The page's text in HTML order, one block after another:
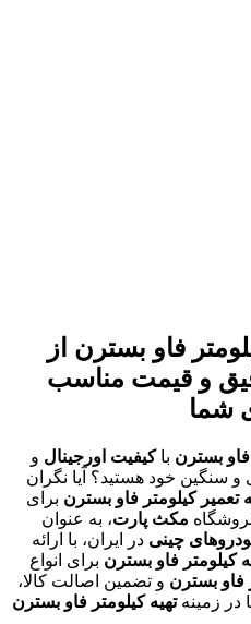
فاو بسترن از
و قیمت مناسب
شما
بسترن باکیفیت اورجینال و
سنگین خود هستید؟ آیا نگران
تعمیر کیلومتر فاو بسترن برای
مکث پارت، به عنوان
چینی در ایران، با ارائه
کیلومتر فاو بسترن برای انواع
فاو بسترن و تضمین اصالت کالا،
در زمینهتهیه کیلومتر فاو بسترن